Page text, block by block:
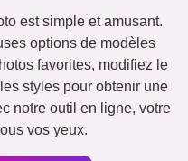
est simple et amusant.
options de modèles
favorites, modifiez le
styles pour obtenir une
notre outil en ligne, votre
vos yeux.